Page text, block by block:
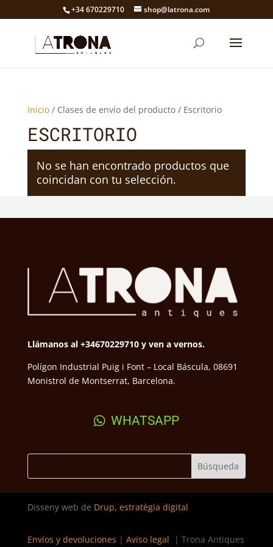
+34 670229710 shop@latrona.com
Inicio/ Clases de envío del producto / Escritorio
ESCRITORIO
No se han encontrado productos que
coincidan con tu selección.
Llámanos al +34670229710 y ven a vernos.
Polígon Industrial Puig i Font – Local Báscula, 08691
Monistrol de Montserrat, Barcelona.
WHATSAPP
Disseny web de Drup, estratègia digital
Envíos y devoluciones | Aviso legal | Trona Antiques